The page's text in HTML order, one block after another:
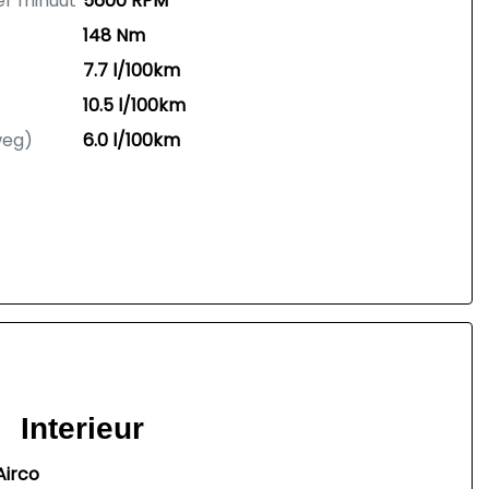
148 Nm
7.7 l/100km
10.5 l/100km
6.0 l/100km
Interieur